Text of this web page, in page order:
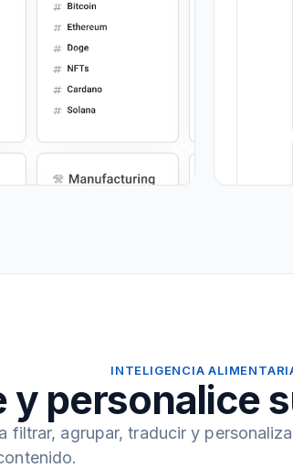
INTELIGENCIA
y personalice
filtrar, agrupar, traducir y